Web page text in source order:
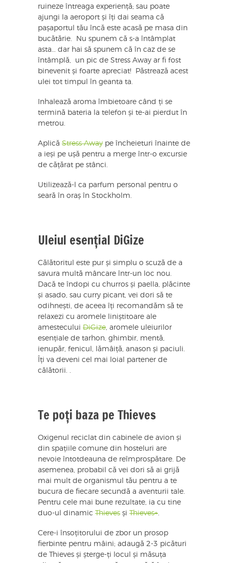
ruineze întreaga experiență; sau poate
ajungi la aeroport și îți dai seama că
pașaportul tău încă este acasă pe masa din
bucătărie. Nu spunem că s-a întâmplat
asta… dar hai să spunem că în caz de se
întâmplă, un pic de Stress Away ar fi fost
binevenit și foarte apreciat! Păstrează acest
ulei tot timpul în geanta ta.
Inhalează aroma îmbietoare când ți se
termină bateria la telefon și te-ai pierdut în
metrou.
Aplică Stress Away pe încheieturi înainte de
a ieși pe ușă pentru a merge într-o excursie
de cățărat pe stânci.
Utilizează-l ca parfum personal pentru o
seară în oraș în Stockholm.
Uleiul esențial DiGize
Călătoritul este pur și simplu o scuză de a
savura multă mâncare într-un loc nou.
Dacă te îndopi cu churros și paella, plăcinte
și asado, sau curry picant, vei dori să te
odihnești, de aceea îți recomandăm să te
relaxezi cu aromele liniștitoare ale
amestecului DiGize , aromele uleiurilor
esențiale de tarhon, ghimbir, mentă,
ienupăr, fenicul, lămâiță, anason și paciuli.
Îți va deveni cel mai loial partener de
călătorii. .
Te poți baza pe Thieves
Oxigenul reciclat din cabinele de avion și
din spațiile comune din hosteluri are
nevoie întotdeauna de reîmprospătare. De
asemenea, probabil că vei dori să ai grijă
mai mult de organismul tău pentru a te
bucura de fiecare secundă a aventurii tale.
Pentru cele mai bune rezultate, ia cu tine
duo-ul dinamic Thieves și Thieves+
Cere-i însoțitorului de zbor un prosop
fierbinte pentru mâini; adaugă 2-3 picături
de Thieves și șterge-ți locul și măsuța